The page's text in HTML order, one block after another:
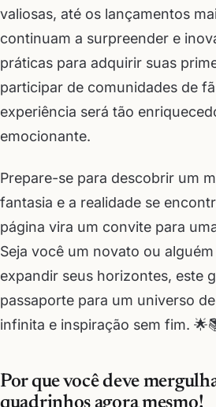
valiosas, até os lançamentos
continuam a surpreender e
práticas para adquirir suas
participar de comunidades de
experiência será tão
emocionante.
Prepare-se para descobrir um
fantasia e a realidade se
página vira um convite para
Seja você um novato ou
expandir seus horizontes, este
passaporte para um universo
infinita e inspiração sem fim.
Por que você deve